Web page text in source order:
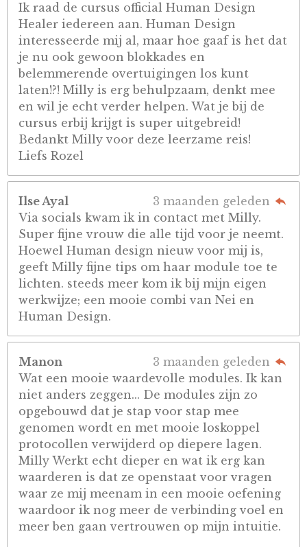
Ik raad de cursus official Human Design
Healer iedereen aan. Human Design
interesseerde mij al, maar hoe gaaf is het dat
je nu ook gewoon blokkades en
belemmerende overtuigingen los kunt
laten!?! Milly is erg behulpzaam, denkt mee
en wil je echt verder helpen. Wat je bij de
cursus erbij krijgt is super uitgebreid!
Bedankt Milly voor deze leerzame reis!
Liefs Rozel
Ilse Ayal
3 maanden geleden
Via socials kwam ik in contact met Milly.
Super fijne vrouw die alle tijd voor je neemt.
Hoewel Human design nieuw voor mij is,
geeft Milly fijne tips om haar module toe te
lichten. steeds meer kom ik bij mijn eigen
werkwijze; een mooie combi van Nei en
Human Design.
Manon
3 maanden geleden
Wat een mooie waardevolle modules. Ik kan
niet anders zeggen... De modules zijn zo
opgebouwd dat je stap voor stap mee
genomen wordt en met mooie loskoppel
protocollen verwijderd op diepere lagen.
Milly Werkt echt dieper en wat ik erg kan
waarderen is dat ze openstaat voor vragen
waar ze mij meenam in een mooie oefening
waardoor ik nog meer de verbinding voel en
meer ben gaan vertrouwen op mijn intuitie.